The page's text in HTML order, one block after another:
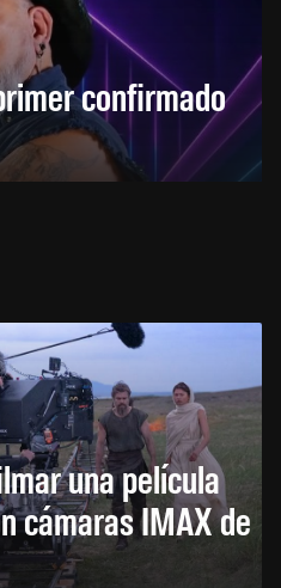
confirmado
una película
cámaras IMAX de